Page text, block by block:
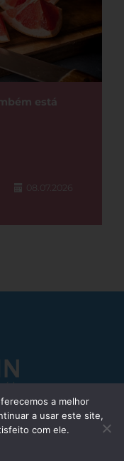
está
08.07.2026
- CRM: 85148-SP
os direitos reservados
a melhor
a usar este site,
com ele.